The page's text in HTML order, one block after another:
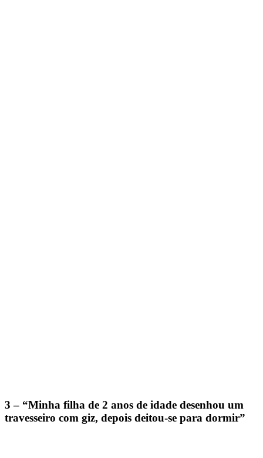
3 – “Minha filha de 2 anos de idade desenhou um
travesseiro com giz, depois deitou-se para dormir”